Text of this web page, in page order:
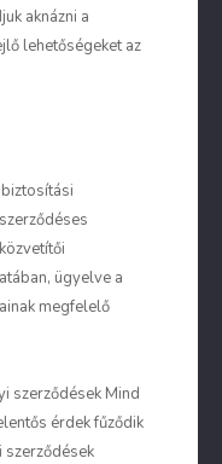
aknázni a
lehetőségeket az
ügyelve a
megfelelő
szerződések Mind
érdek fűződik
szerződések